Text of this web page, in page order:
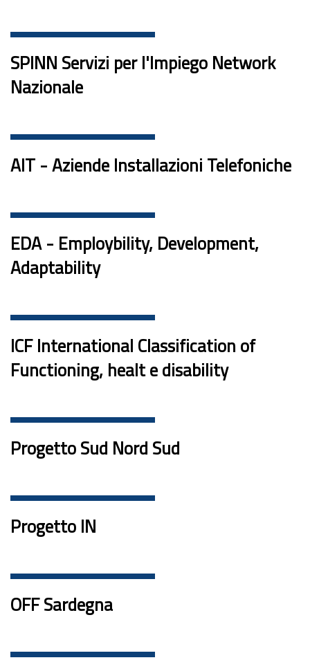
SPINN Servizi per l'Impiego Network
Nazionale
AIT - Aziende Installazioni Telefoniche
EDA - Employbility, Development,
Adaptability
ICF International Classification of
Functioning, healt e disability
Progetto Sud Nord Sud
Progetto IN
OFF Sardegna